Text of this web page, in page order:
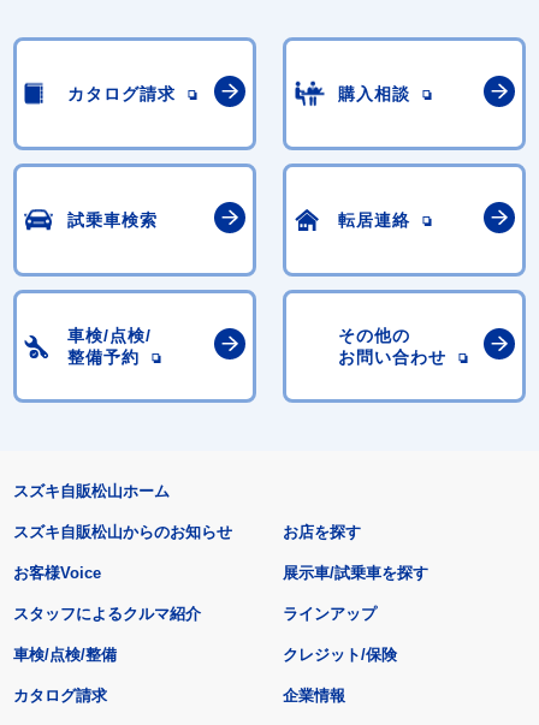
カタログ請求 購入相談
試乗車検索 転居連絡
車検/点検/
整備予約
その他の
お問い合わせ
スズキ自販松山ホーム
スズキ自販松山からのお知らせ
お客様Voice
スタッフによるクルマ紹介
お店を探す
展示車/試乗車を探す
ラインアップ
車検/点検/整備 クレジット/保険
カタログ請求 企業情報